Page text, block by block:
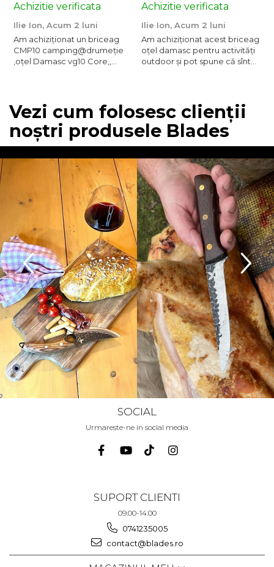
Achizitie verificata
Ilie Ion, Acum 2 luni
Am achiziționat un briceag
CMP10 camping@drumeție
,oțel Damasc vg10 Core,,
tăiere foarte bună ,bine
ascuțit,recomand , vă
mulțumesc!
Achizitie verificata
Ilie Ion, Acum 2 luni
Am achiziționat acest briceag
oțel damasc pentru activități
outdoor și pot spune că sînt
Vezi cum folosesc clienții
noștri produsele Blades
SOCIAL
Urmareste-ne in social media
SUPORT CLIENTI
09.00-14.00
0741235005
contact@blades.ro